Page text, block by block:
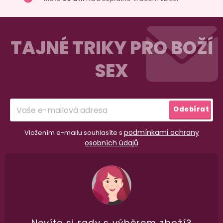
TAJNÉ TRIKY PRO BOŽÍ
SEX
Vložením e-mailu souhlasíte s podmínkami ochrany
osobních údajů
Odebírat